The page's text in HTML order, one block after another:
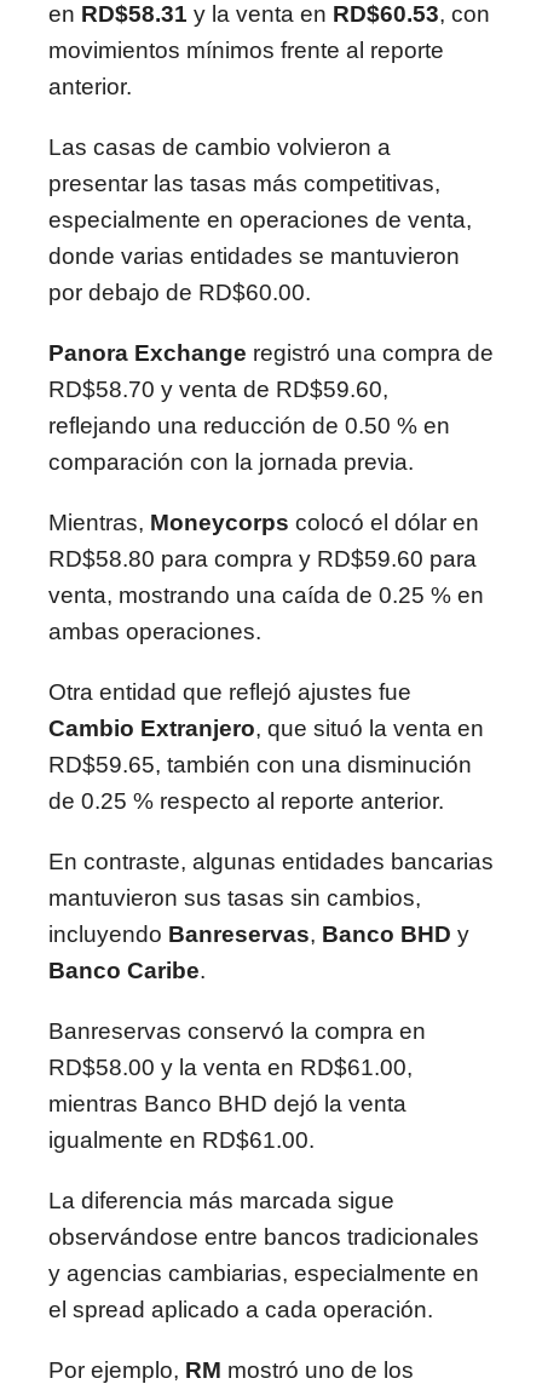
en RD$58.31 y la venta en RD$60.53, con
movimientos mínimos frente al reporte
anterior.
Las casas de cambio volvieron a
presentar las tasas más competitivas,
especialmente en operaciones de venta,
donde varias entidades se mantuvieron
por debajo de RD$60.00.
Panora Exchange registró una compra de
RD$58.70 y venta de RD$59.60,
reflejando una reducción de 0.50 % en
comparación con la jornada previa.
Mientras, Moneycorps colocó el dólar en
RD$58.80 para compra y RD$59.60 para
venta, mostrando una caída de 0.25 % en
ambas operaciones.
Otra entidad que reflejó ajustes fue
Cambio Extranjero, que situó la venta en
RD$59.65, también con una disminución
de 0.25 % respecto al reporte anterior.
En contraste, algunas entidades bancarias
mantuvieron sus tasas sin cambios,
incluyendo Banreservas, Banco BHD y
Banco Caribe.
Banreservas conservó la compra en
RD$58.00 y la venta en RD$61.00,
mientras Banco BHD dejó la venta
igualmente en RD$61.00.
La diferencia más marcada sigue
observándose entre bancos tradicionales
y agencias cambiarias, especialmente en
el spread aplicado a cada operación.
Por ejemplo, RM mostró uno de los